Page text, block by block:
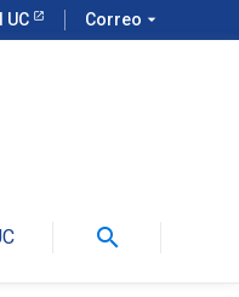
UC Correo arrow_drop_down
search